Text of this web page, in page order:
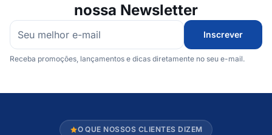
nossa Newsletter
Inscrever
Receba promoções, lançamentos e dicas diretamente no seu e-mail.
O QUE NOSSOS CLIENTES DIZEM